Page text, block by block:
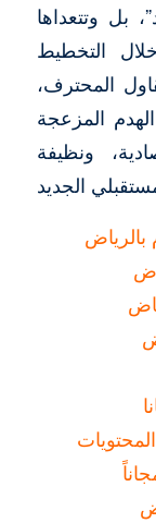
بل وتتعداها
التخطيط
المحترف،
المزعجة
ونظيفة